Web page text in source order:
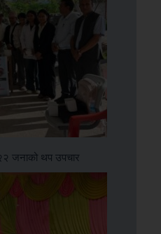
जनाको थप उपचार